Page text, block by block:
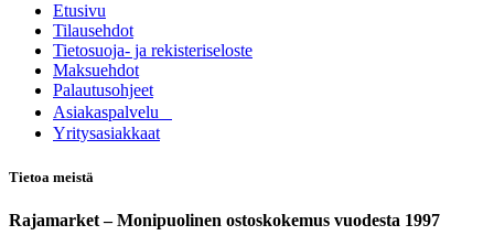
Etusivu
Tilausehdot
Tietosuoja- ja rekisteriseloste
Maksuehdot
Palautusohjeet
Asia​k​aspalvelu
​Yritysasiakkaat
Tietoa meistä
Rajamarket – Monipuolinen ostoskokemus vuodesta 1997